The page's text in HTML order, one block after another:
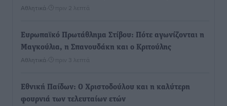
Αθλητικά πριν 2 λεπτά
Ευρωπαϊκό Πρωτάθλημα Στίβου: Πότε αγωνίζονται η
Μαγκούλια, η Σπανουδάκη και ο Κριτούλης
Αθλητικά πριν 3 λεπτά
Εθνική Παίδων: Ο Χριστοδούλου και η καλύτερη
φουρνιά των τελευταίων ετών